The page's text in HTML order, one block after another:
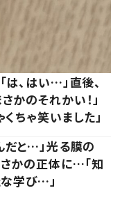
、はい…」直後、
のそれかい！」
ちゃ笑いました」
だと…」光る膜の
かの正体に…「知
な学び…」